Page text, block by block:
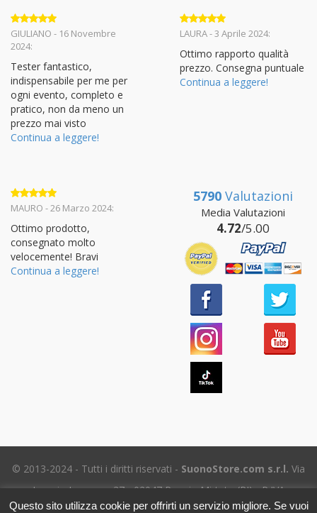
Valutato 5
su 5
GIULIANO - 16 Novembre
2024:
Tester fantastico,
indispensabile per me per
ogni evento, completo e
pratico, non da meno un
prezzo mai visto
Continua a leggere!
Valutato 5
LAURA - 3 Aprile 2024:
Ottimo rapporto qualità
prezzo. Consegna puntuale
Continua a leggere!
Valutato5
MAURO - 26 Marzo 2024:
Ottimo prodotto,
consegnato molto
velocemente! Bravi
Continua a leggere!
5790 Valutazioni
Media Valutazioni
4.72/5.00
© 2013-2024 - Tutti i diritti riservati - SuonoStore.com s.r.l. Via
Ignazio Losacco, 37 - 02047 Poggio Mirteto (RI) - P.IVA
Questo sito utilizza cookie per offrirti un servizio migliore. Se vuoi